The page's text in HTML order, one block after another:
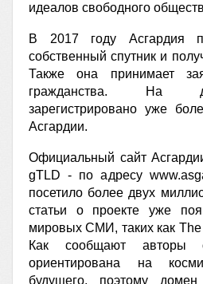
идеалов свободного
В 2017 году Асгардия
собственный спутник и
Также она принимает
гражданства. На
зарегистрировано уже
Асгардии.
Официальный сайт
gTLD - по адресу
посетило более двух
статьи о проекте уже
мировых СМИ, таких как
Как сообщают авторы
ориентирована на
будущего, поэтому